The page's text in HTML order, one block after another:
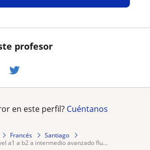
profesor
en este perfil? Cuéntanos
Francés
Santiago
a1 a b2 a intermedio avanzado flu...